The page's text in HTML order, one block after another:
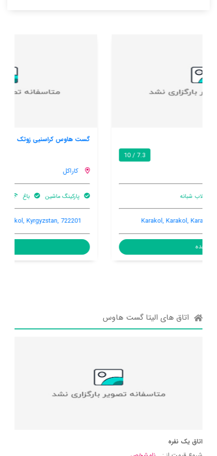
پارکینگ ماشین اینترنت رایگان در اتاق
Amanbaev St.,91, Karakol, Karakol, Kyrgyzstan, 722201
مشاهده
اتاق های الیتا گست هاوس
اتاق یک نفره